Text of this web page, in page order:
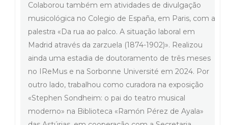
Colaborou também em atividades de divulgação
musicológica no Colegio de España, em Paris, com a
palestra «Da rua ao palco. A situação laboral em
Madrid através da zarzuela (1874-1902)». Realizou
ainda uma estadia de doutoramento de três meses
no IReMus e na Sorbonne Université em 2024. Por
outro lado, trabalhou como curadora na exposição
«Stephen Sondheim: o pai do teatro musical
moderno» na Biblioteca «Ramón Pérez de Ayala»